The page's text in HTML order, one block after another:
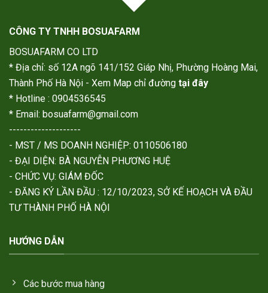
CÔNG TY TNHH BOSUAFARM
BOSUAFARM CO LTD
* Địa chỉ: số 12A ngõ 141/152 Giáp Nhị, Phường Hoàng Mai,
Thành Phố Hà Nội - Xem Map chỉ đường tại đây
* Hotline : 0904536545
* Email: bosuafarm@gmail.com
--------------------
- MST / MS DOANH NGHIỆP: 0110506180
- ĐẠI DIỆN: BÀ NGUYỄN PHƯƠNG HUỆ
- CHỨC VỤ: GIÁM ĐỐC
- ĐĂNG KÝ LẦN ĐẦU : 12/10/2023, SỞ KẾ HOẠCH VÀ ĐẦU
TƯ THÀNH PHỐ HÀ NỘI
HƯỚNG DẪN
Các bước mua hàng